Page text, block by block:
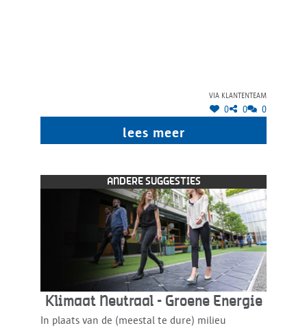
ook niet. Het aangenaam verblijven op “De
Wapper” zou de hoogte inschieten denk ik.
via klantenteam
0 0 0
lees meer
ANDERE SUGGESTIES
Klimaat Neutraal - Groene Energie
In plaats van de (meestal te dure) milieu